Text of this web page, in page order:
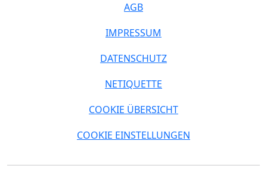
AGB
IMPRESSUM
DATENSCHUTZ
NETIQUETTE
COOKIE ÜBERSICHT
COOKIE EINSTELLUNGEN